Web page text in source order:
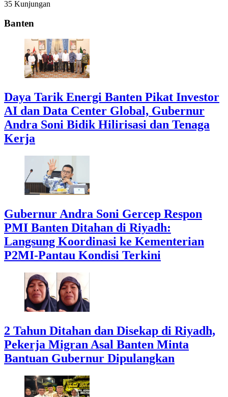
35 Kunjungan
Banten
Daya Tarik Energi Banten Pikat Investor
AI dan Data Center Global, Gubernur
Andra Soni Bidik Hilirisasi dan Tenaga
Kerja
Gubernur Andra Soni Gercep Respon
PMI Banten Ditahan di Riyadh:
Langsung Koordinasi ke Kementerian
P2MI-Pantau Kondisi Terkini
2 Tahun Ditahan dan Disekap di Riyadh,
Pekerja Migran Asal Banten Minta
Bantuan Gubernur Dipulangkan